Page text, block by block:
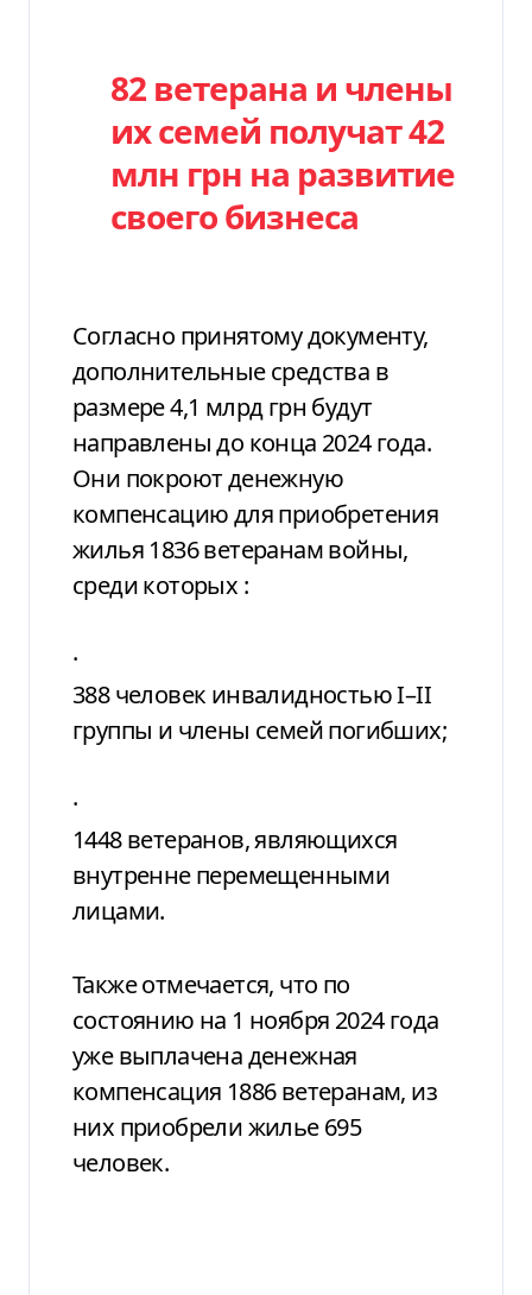
82 ветерана и члены
их семей получат 42
млн грн на развитие
своего бизнеса
Согласно принятому документу,
дополнительные средства в
размере 4,1 млрд грн будут
направлены до конца 2024 года.
Они покроют денежную
компенсацию для приобретения
жилья 1836 ветеранам войны,
среди которых :
·
388 человек инвалидностьюI–II
группы и члены семей погибших;
·
1448 ветеранов, являющихся
внутренне перемещенными
лицами.
Также отмечается, что по
состоянию на 1 ноября 2024 года
уже выплачена денежная
компенсация 1886 ветеранам, из
них приобрели жилье 695
человек.